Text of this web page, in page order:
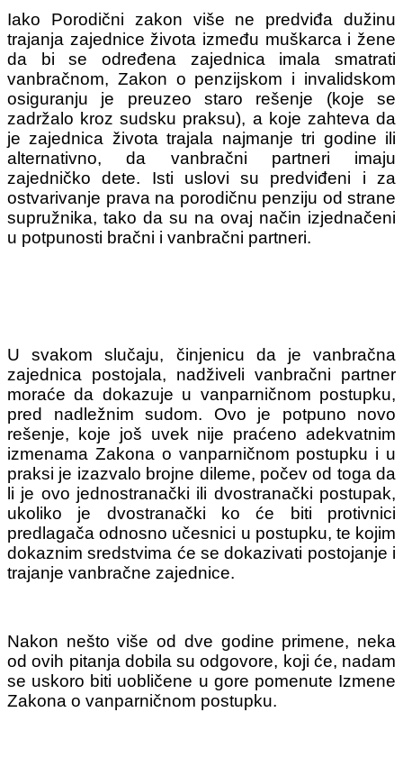
Iako Porodični zakon više ne predviđa dužinu
trajanja zajednice života između muškarca i žene
da bi se određena zajednica imala smatrati
vanbračnom, Zakon o penzijskom i invalidskom
osiguranju je preuzeo staro rešenje (koje se
zadržalo kroz sudsku praksu), a koje zahteva da
je zajednica života trajala najmanje tri godine ili
alternativno, da vanbračni partneri imaju
zajedničko dete. Isti uslovi su predviđeni i za
ostvarivanje prava na porodičnu penziju od strane
supružnika, tako da su na ovaj način izjednačeni
u potpunosti bračni i vanbračni partneri.
U svakom slučaju, činjenicu da je vanbračna
zajednica postojala, nadživeli vanbračni partner
moraće da dokazuje u vanparničnom postupku,
pred nadležnim sudom. Ovo je potpuno novo
rešenje, koje još uvek nije praćeno adekvatnim
izmenama Zakona o vanparničnom postupku i u
praksi je izazvalo brojne dileme, počev od toga da
li je ovo jednostranački ili dvostranački postupak,
ukoliko je dvostranački ko će biti protivnici
predlagača odnosno učesnici u postupku, te kojim
dokaznim sredstvima će se dokazivati postojanje i
trajanje vanbračne zajednice.
Nakon nešto više od dve godine primene, neka
od ovih pitanja dobila su odgovore, koji će, nadam
se uskoro biti uobličene u gore pomenute Izmene
Zakona o vanparničnom postupku.